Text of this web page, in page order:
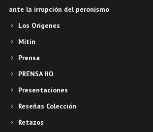
ante la irrupción del peronismo
Los Orígenes
Mitín
Prensa
PRENSA HO
Presentaciones
Reseñas Colección
Retazos